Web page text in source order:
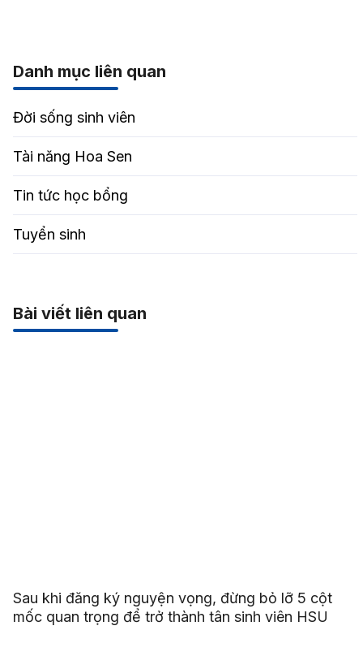
Danh mục liên quan
Đời sống sinh viên
Tài năng Hoa Sen
Tin tức học bổng
Tuyển sinh
Bài viết liên quan
Sau khi đăng ký nguyện vọng, đừng bỏ lỡ 5 cột
mốc quan trọng để trở thành tân sinh viên HSU